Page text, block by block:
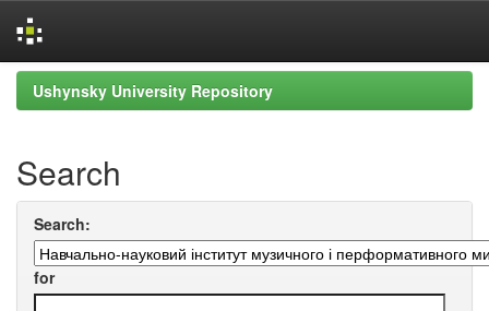
Skip
navigation
Ushynsky University Repository
Search
Search:
for